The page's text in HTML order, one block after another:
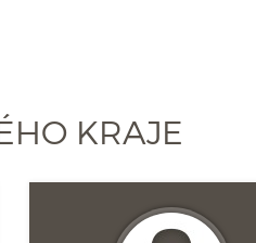
KRAJE